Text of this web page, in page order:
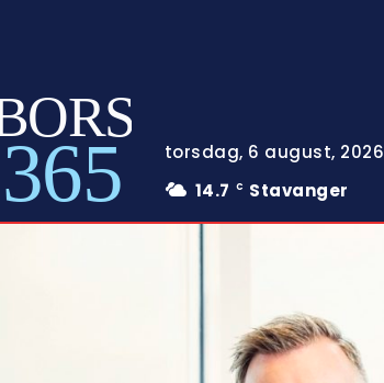
365
torsdag, 6 august, 2026
14.7
C Stavanger